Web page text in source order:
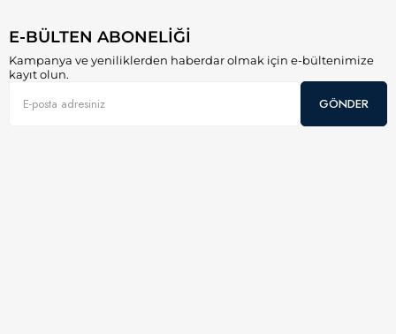
E-BÜLTEN ABONELİĞİ
Kampanya ve yeniliklerden haberdar olmak için e-bültenimize
kayıt olun.
GÖNDER